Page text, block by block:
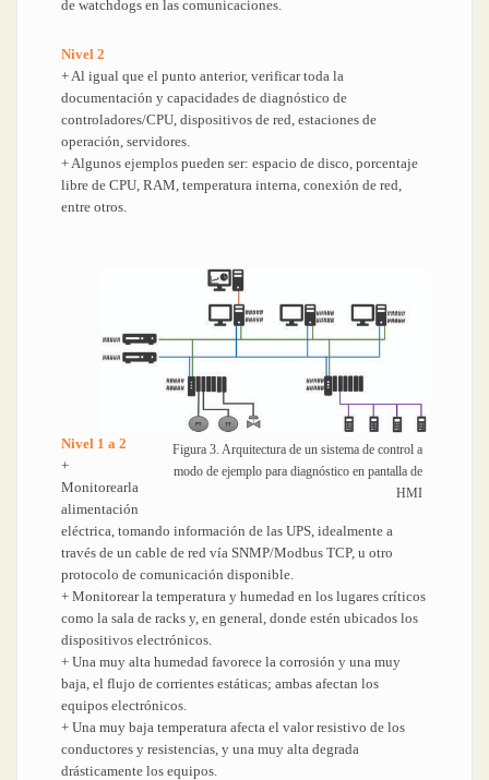
de watchdogs en las comunicaciones.
Nivel 2
+ Al igual que el punto anterior, verificar toda la
documentación y capacidades de diagnóstico de
controladores/CPU, dispositivos de red, estaciones de
operación, servidores.
+ Algunos ejemplos pueden ser: espacio de disco, porcentaje
libre de CPU, RAM, temperatura interna, conexión de red,
entre otros.
Figura 3. Arquitectura de un sistema de control a
modo de ejemplo para diagnóstico en pantalla de
HMI
Nivel 1 a 2
+
Monitorearla
alimentación
eléctrica, tomando información de las UPS, idealmente a
través de un cable de red vía SNMP/Modbus TCP, u otro
protocolo de comunicación disponible.
+ Monitorear la temperatura y humedad en los lugares críticos
como la sala de racks y, en general, donde estén ubicados los
dispositivos electrónicos.
+ Una muy alta humedad favorece la corrosión y una muy
baja, el flujo de corrientes estáticas; ambas afectan los
equipos electrónicos.
+ Una muy baja temperatura afecta el valor resistivo de los
conductores y resistencias, y una muy alta degrada
drásticamente los equipos.